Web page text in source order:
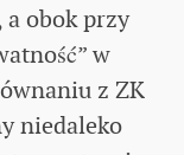
a obok przy
w
z ZK
niedaleko